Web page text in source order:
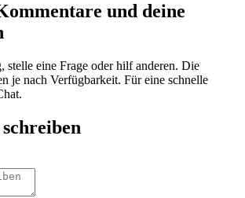
und deine
stelle eine Frage oder hilf anderen. Die
je nach Verfügbarkeit. Für eine schnelle